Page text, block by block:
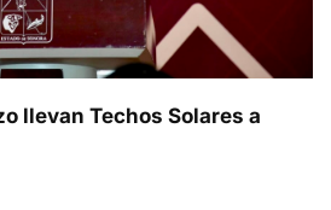
llevan Techos Solares a